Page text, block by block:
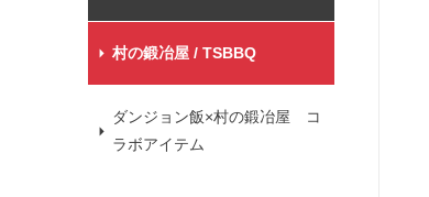
村の鍛冶屋 / TSBBQ
ダンジョン飯×村の鍛冶屋 コ
ラボアイテム